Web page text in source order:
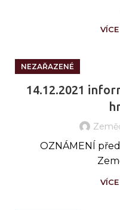
NEZAŘAZENÉ
14.12.2021
OZNÁMENÍ